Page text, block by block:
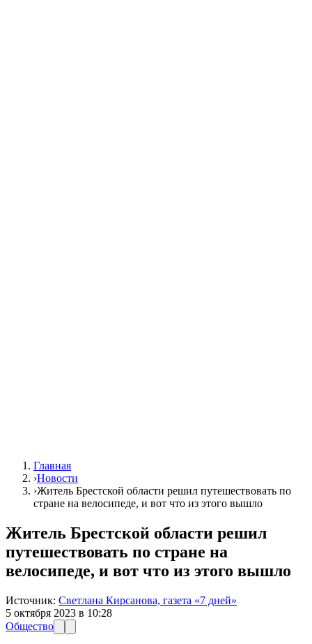
Главная
›Новости
›Житель Брестской области решил путешествовать по
стране на велосипеде, и вот что из этого вышло
Житель Брестской области решил
путешествовать по стране на
велосипеде, и вот что из этого вышло
Источник: Светлана Кирсанова, газета «7 дней»
5 октября 2023 в 10:28
Общество